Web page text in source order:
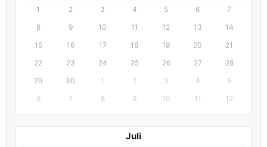
1 2 3 4 5 6
7
8
9 10 11 12 13
14
15
16 17 18 19 20
21
22
23 24 25 26 27
28
29
30 1 2 3 4
5
6
7 8 9 10 11 12
Juli